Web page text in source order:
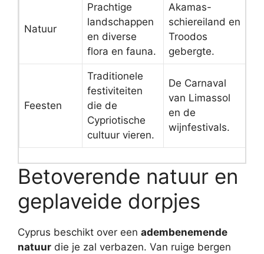
Natuur
Prachtige
landschappen
en diverse
flora en fauna.
Akamas-
schiereiland en
Troodos
gebergte.
Feesten
Traditionele
festiviteiten
die de
Cypriotische
cultuur vieren.
De Carnaval
van Limassol
en de
wijnfestivals.
Betoverende natuur en
geplaveide dorpjes
Cyprus beschikt over een adembenemende
natuur die je zal verbazen. Van ruige bergen